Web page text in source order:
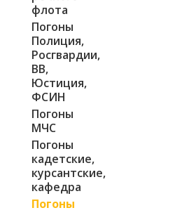
флота
Погоны
Полиция,
Росгвардии,
ВВ,
Юстиция,
ФСИН
Погоны
МЧС
Погоны
кадетские,
курсантские,
кафедра
Погоны